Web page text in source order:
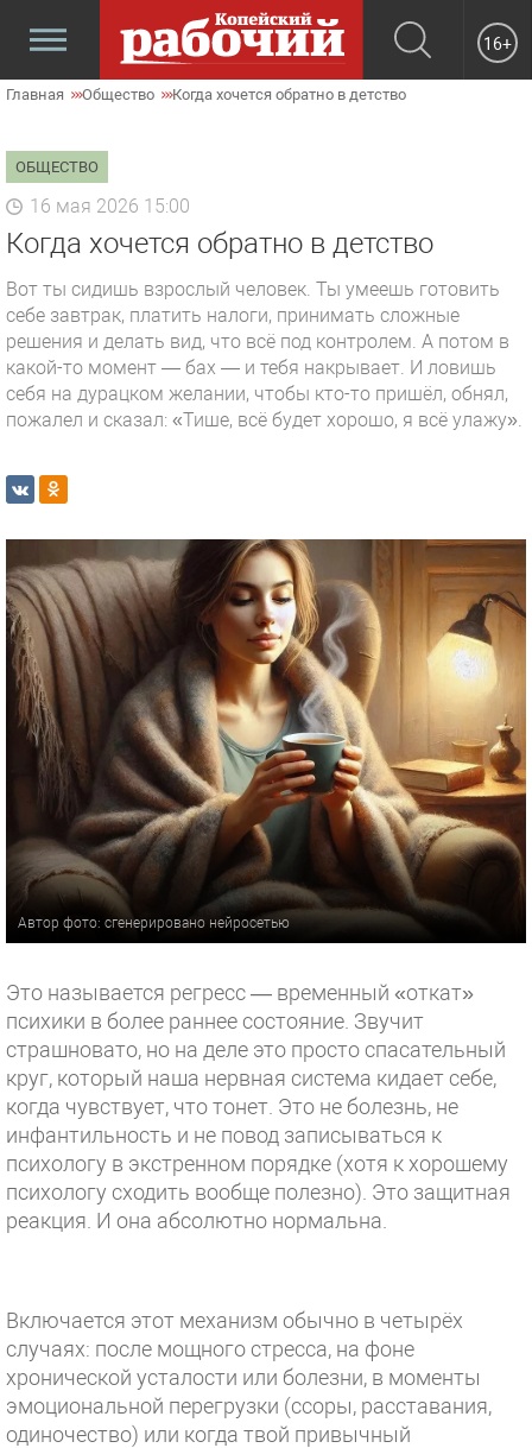
16+
Главная Общество Когда хочется обратно в детство
ОБЩЕСТВО
16 мая 2026 15:00
Когда хочется обратно в детство
Вот ты сидишь взрослый человек. Ты умеешь готовить
себе завтрак, платить налоги, принимать сложные
решения и делать вид, что всё под контролем. А потом в
какой-то момент — бах — и тебя накрывает. И ловишь
себя на дурацком желании, чтобы кто-то пришёл, обнял,
пожалел и сказал: «Тише, всё будет хорошо, я всё улажу».
Автор фото: сгенерировано нейросетью
Это называется регресс — временный «откат»
психики в более раннее состояние. Звучит
страшновато, но на деле это просто спасательный
круг, который наша нервная система кидает себе,
когда чувствует, что тонет. Это не болезнь, не
инфантильность и не повод записываться к
психологу в экстренном порядке (хотя к хорошему
психологу сходить вообще полезно). Это защитная
реакция. И она абсолютно нормальна.
Включается этот механизм обычно в четырёх
случаях: после мощного стресса, на фоне
хронической усталости или болезни, в моменты
эмоциональной перегрузки (ссоры, расставания,
одиночество) или когда твой привычный